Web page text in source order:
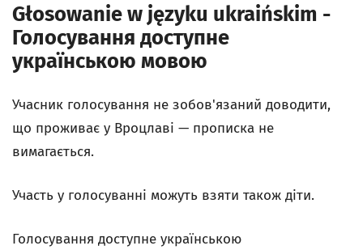
Głosowanie w języku ukraińskim -
Голосування доступне
українською мовою
Учасник голосування не зобов'язаний доводити,
що проживає у Вроцлаві — прописка не
вимагається.
Участь у голосуванні можуть взяти також діти.
Голосування доступне українською